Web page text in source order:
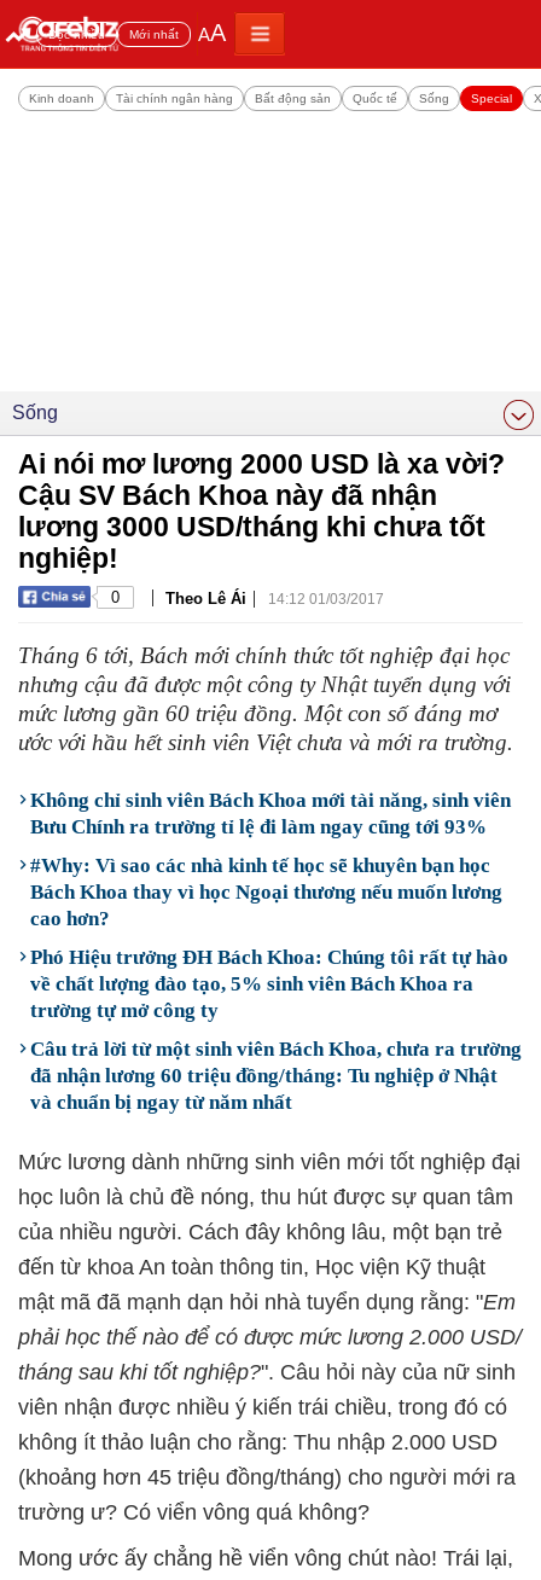
Đọc nhiều Mới nhất AA
Kinh doanh Tài chính ngân hàng Bất động sản Quốc tế Sống Special
Sống
Ai nói mơ lương 2000 USD là xa vời?
Cậu SV Bách Khoa này đã nhận
lương 3000 USD/tháng khi chưa tốt
nghiệp!
0 | Theo Lê Ái | 14:12 01/03/2017
Tháng 6 tới, Bách mới chính thức tốt nghiệp đại học
nhưng cậu đã được một công ty Nhật tuyển dụng với
mức lương gần 60 triệu đồng. Một con số đáng mơ
ước với hầu hết sinh viên Việt chưa và mới ra trường.
Không chỉ sinh viên Bách Khoa mới tài năng, sinh viên
Bưu Chính ra trường tỉ lệ đi làm ngay cũng tới 93%
#Why: Vì sao các nhà kinh tế học sẽ khuyên bạn học
Bách Khoa thay vì học Ngoại thương nếu muốn lương
cao hơn?
Phó Hiệu trưởng ĐH Bách Khoa: Chúng tôi rất tự hào
về chất lượng đào tạo, 5% sinh viên Bách Khoa ra
trường tự mở công ty
Câu trả lời từ một sinh viên Bách Khoa, chưa ra trường
đã nhận lương 60 triệu đồng/tháng: Tu nghiệp ở Nhật
và chuẩn bị ngay từ năm nhất
Mức lương dành những sinh viên mới tốt nghiệp đại
học luôn là chủ đề nóng, thu hút được sự quan tâm
của nhiều người. Cách đây không lâu, một bạn trẻ
đến từ khoa An toàn thông tin, Học viện Kỹ thuật
mật mã đã mạnh dạn hỏi nhà tuyển dụng rằng: "Em
phải học thế nào để có được mức lương 2.000 USD/
tháng sau khi tốt nghiệp?". Câu hỏi này của nữ sinh
viên nhận được nhiều ý kiến trái chiều, trong đó có
không ít thảo luận cho rằng: Thu nhập 2.000 USD
(khoảng hơn 45 triệu đồng/tháng) cho người mới ra
trường ư? Có viển vông quá không?
Mong ước ấy chẳng hề viển vông chút nào! Trái lại,